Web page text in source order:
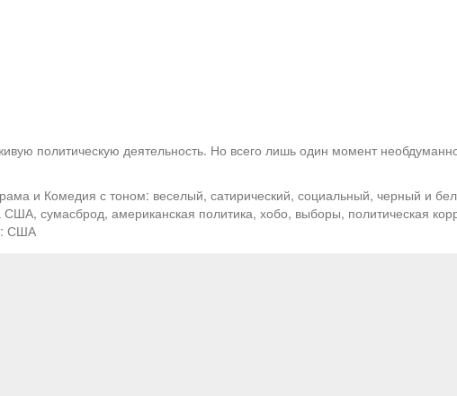
политическую деятельность. Но всего лишь один момент
и Комедия с тоном: веселый, сатирический, социальный, черный и
США, сумасброд, американская политика, хобо, выборы, политическая
США